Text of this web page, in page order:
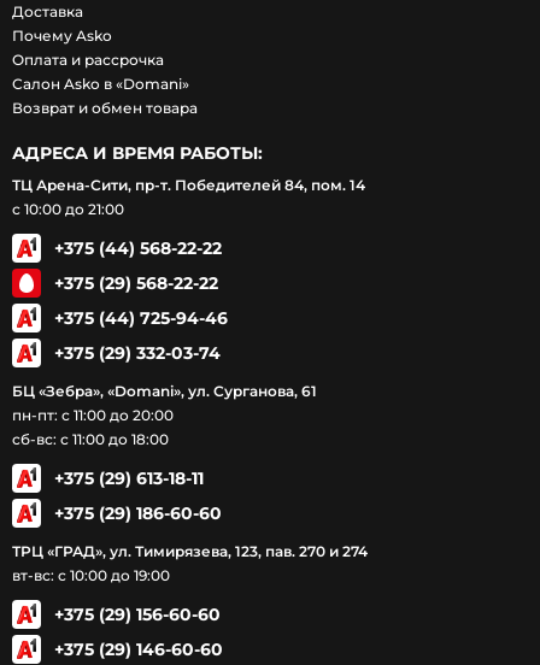
Доставка
Почему Asko
Оплата и рассрочка
Салон Asko в «Domani»
Возврат и обмен товара
АДРЕСА И ВРЕМЯ РАБОТЫ:
ТЦ Арена-Сити, пр-т. Победителей 84, пом. 14
с 10:00 до 21:00
+375 (44) 568-22-22
+375 (29) 568-22-22
+375 (44) 725-94-46
+375 (29) 332-03-74
БЦ «Зебра», «Domani», ул. Сурганова, 61
пн-пт: с 11:00 до 20:00
сб-вс: с 11:00 до 18:00
+375 (29) 613-18-11
+375 (29) 186-60-60
ТРЦ «ГРАД», ул. Тимирязева, 123, пав. 270 и 274
вт-вс: с 10:00 до 19:00
+375 (29) 156-60-60
+375 (29) 146-60-60